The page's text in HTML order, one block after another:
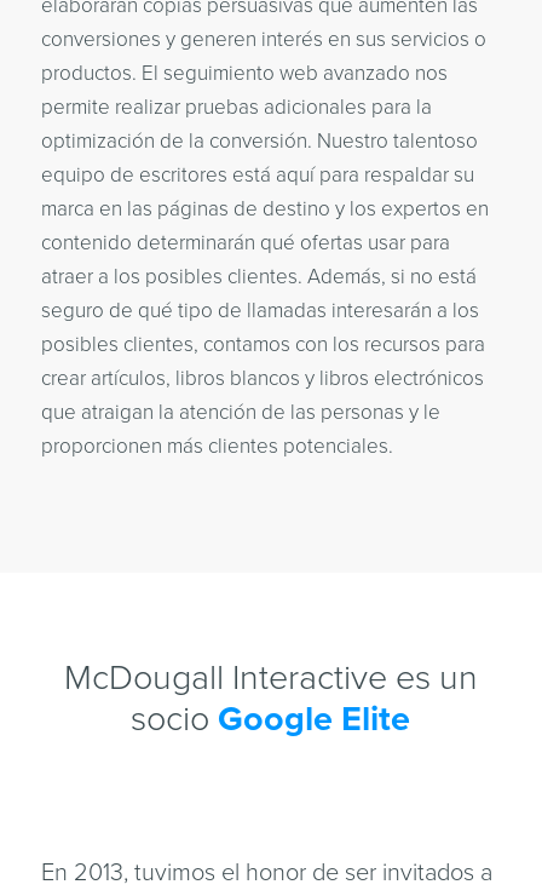
elaborarán copias persuasivas que aumenten las
conversiones y generen interés en sus servicios o
productos. El seguimiento web avanzado nos
permite realizar pruebas adicionales para la
optimización de la conversión. Nuestro talentoso
equipo de escritores está aquí para respaldar su
marca en las páginas de destino y los expertos en
contenido determinarán qué ofertas usar para
atraer a los posibles clientes. Además, si no está
seguro de qué tipo de llamadas interesarán a los
posibles clientes, contamos con los recursos para
crear artículos, libros blancos y libros electrónicos
que atraigan la atención de las personas y le
proporcionen más clientes potenciales.
McDougall Interactive es un
socio Google Elite
En 2013, tuvimos el honor de ser invitados a